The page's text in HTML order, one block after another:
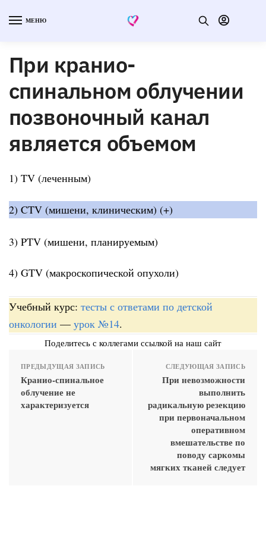
МЕНЮ
При кранио-
спинальном облучении
позвоночный канал
является объемом
1) TV (леченным)
2) CTV (мишени, клиническим) (+)
3) PTV (мишени, планируемым)
4) GTV (макроскопической опухоли)
Учебный курс: тесты с ответами по детской
онкологии — урок №14.
Поделитесь с коллегами ссылкой на наш сайт
ПРЕДЫДУЩАЯ ЗАПИСЬ
Кранио-спинальное
облучение не
характеризуется
СЛЕДУЮЩАЯ ЗАПИСЬ
При невозможности
выполнить
радикальную резекцию
при первоначальном
оперативном
вмешательстве по
поводу саркомы
мягких тканей следует